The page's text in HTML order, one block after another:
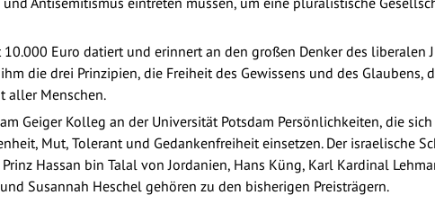
10.000 Euro datiert und erinnert an den großen Denker des liberalen
die drei Prinzipien, die Freiheit des Gewissens und des Glaubens,
aller Menschen.
Geiger Kolleg an der Universität Potsdam Persönlichkeiten, die
Mut, Tolerant und Gedankenfreiheit einsetzen. Der israelische
Hassan bin Talal von Jordanien, Hans Küng, Karl Kardinal
Susannah Heschel gehören zu den bisherigen Preisträgern.